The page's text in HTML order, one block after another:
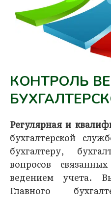
КОНТРОЛЬ
Регулярная и
бухгалтерской
бухгалтеру,
вопросов
ведением учета.
Главного